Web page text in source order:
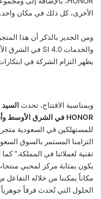
الأخرى، كل ذلك في مكان واحد.
ومن الجدير بالذكر أن هذا
يظهر التزام الشركة في
وبمناسبة الافتتاح، تحدث السيد
HONOR في الشرق الأوسط
للمستهلكين في السعودية
التزامنا المستمر بالسوق
تقنية لعملائنا في المملكة.”
مكاناً يمكننا من خلاله التفاعل
الحلول التي تُحدث فرقاً جوهرياً